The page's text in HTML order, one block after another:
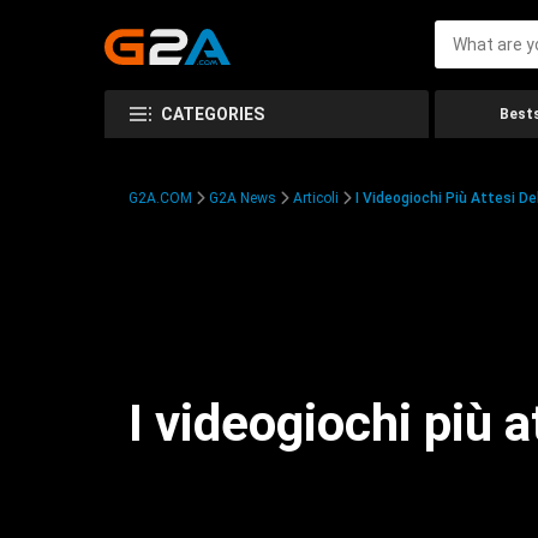
CATEGORIES
G2A.COM G2A News Articoli I Videogiochi Più Attesi
I videogiochi più